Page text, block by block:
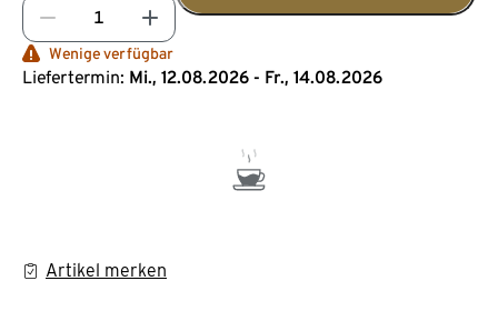
Wenige verfügbar
Liefertermin: Mi., 12.08.2026 - Fr., 14.08.2026
Artikel merken